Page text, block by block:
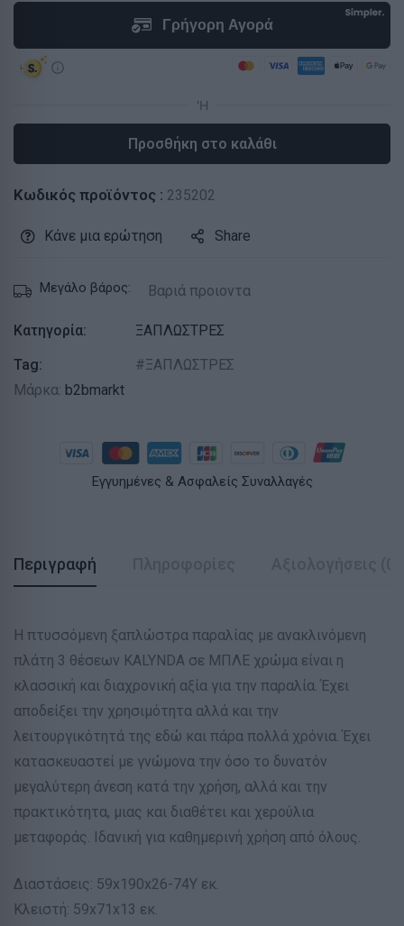
Προσθήκη στο καλάθι
Κωδικός προϊόντος : 235202
Κάνε μια ερώτηση Share
Μεγάλο βάρος: Βαριά προιοντα
Κατηγορία:
ΞΑΠΛΩΣΤΡΕΣ
Tag:
ΞΑΠΛΩΣΤΡΕΣ
Μάρκα: b2bmarkt
Εγγυημένες & Ασφαλείς Συναλλαγές
Περιγραφή
Η πτυσσόμενη ξαπλώστρα παραλίας με ανακλινόμενη
πλάτη 3 θέσεων KALYNDA σε ΜΠΛΕ χρώμα είναι η
κλασσική και διαχρονική αξία για την παραλία. Έχει
αποδείξει την χρησιμότητα αλλά και την
λειτουργικότητά της εδώ και πάρα πολλά χρόνια. Έχει
κατασκευαστεί με γνώμονα την όσο το δυνατόν
μεγαλύτερη άνεση κατά την χρήση, αλλά και την
πρακτικότητα, μιας και διαθέτει και χερούλια
μεταφοράς. Ιδανική για καθημερινή χρήση από όλους.
Διαστάσεις: 59x190x26-74Y εκ.
Κλειστή: 59x71x13 εκ.